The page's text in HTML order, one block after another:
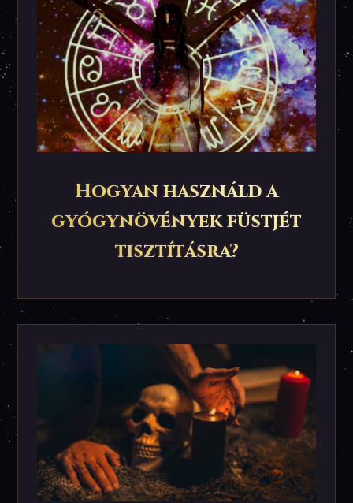
Hogyan használd a
gyógynövények füstjét
tisztításra?